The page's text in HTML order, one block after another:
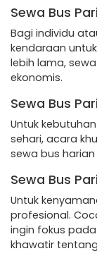
Sewa Bus
Bagi individu
kendaraan
lebih lama,
ekonomis.
Sewa Bus
Untuk
sehari, acara
sewa bus
Sewa Bus
Untuk
profesional.
ingin fokus
khawatir